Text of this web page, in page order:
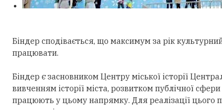
Біндер сподівається, що максимум за рік
працювати.
Біндер є засновником Центру міської історії
вивченням історії міста, розвитком публічної
працюють у цьому напрямку. Для реалізації цього